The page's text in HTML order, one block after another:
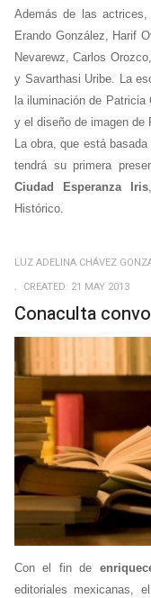
Además de las
Erando González, Harif
Nevarewz, Carlos
y Savarthasi Uribe. La
la iluminación de Patricia
y el diseño de imagen de
La obra, que está
tendrá su primera
Ciudad Esperanza Iris
Histórico.
LUZ ADELINA CHÁVEZ
CREATED: 21 MAY 2013
Conaculta
Con el fin de
editoriales mexicanas,